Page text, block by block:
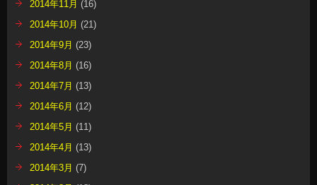
2014年11月 (16)
2014年10月 (21)
2014年9月 (23)
2014年8月 (16)
2014年7月 (13)
2014年6月 (12)
2014年5月 (11)
2014年4月 (13)
2014年3月 (7)